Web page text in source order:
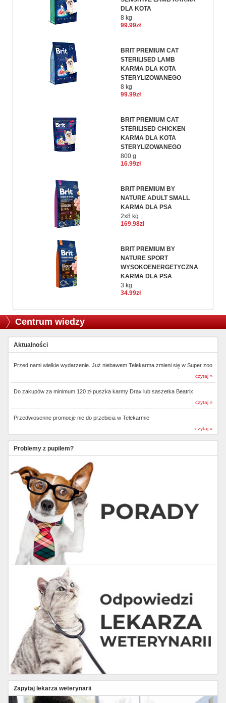
DLA KOTA
8 kg
99.99zł
BRIT PREMIUM CAT
STERILISED LAMB
KARMA DLA KOTA
STERYLIZOWANEGO
8 kg
99.99zł
BRIT PREMIUM CAT
STERILISED CHICKEN
KARMA DLA KOTA
STERYLIZOWANEGO
800 g
16.99zł
BRIT PREMIUM BY
NATURE ADULT SMALL
KARMA DLA PSA
2x8 kg
169.98zł
BRIT PREMIUM BY
NATURE SPORT
WYSOKOENERGETYCZNA
KARMA DLA PSA
3 kg
34.99zł
Centrum wiedzy
Aktualności
Przed nami wielkie wydarzenie. Już niebawem Telekarma zmieni się w Super zoo
czytaj »
Do zakupów za minimum 120 zł puszka karmy Drax lub saszetka Beatrix
czytaj »
Przedwiosenne promocje nie do przebicia w Telekarmie
czytaj »
Problemy z pupilem?
Zapytaj lekarza weterynarii